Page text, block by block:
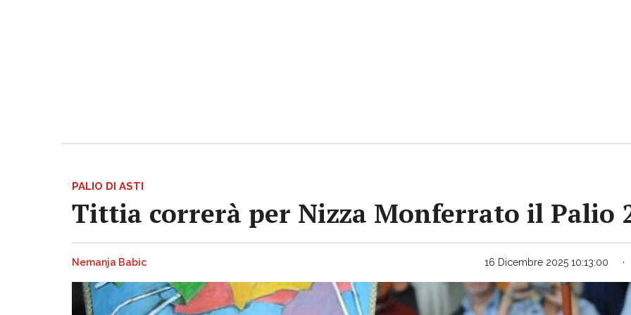
PALIO DI ASTI
Tittia correrà per Nizza Monferrato il Palio
Nemanja Babic 16 Dicembre 2025 10:13:00